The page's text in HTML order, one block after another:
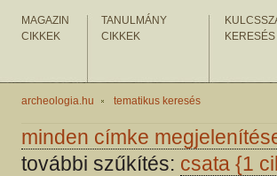
MAGAZIN
CIKKEK
TANULMÁNY
CIKKEK
KERESÉS
archeologia.hu tematikus keresés
minden címke
további szűkítés: csata {1